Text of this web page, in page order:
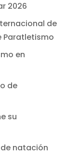
2026
de
Paratletismo
en
de
su
natación